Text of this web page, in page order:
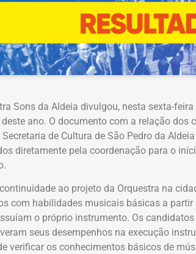
Sons da Aldeia divulgou, nesta sexta-
ano. O documento com a relação
de Cultura de São Pedro da
diretamente pela coordenação para o
ao projeto da Orquestra na
com habilidades musicais básicas a partir
o próprio instrumento. Os
seus desempenhos na execução
verificar os conhecimentos básicos de